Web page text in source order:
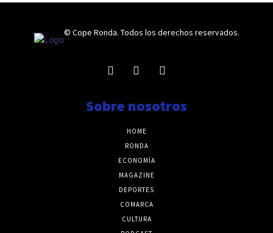
© Cope Ronda. Todos los derechos reservados.
Sobre nosotros
HOME
RONDA
ECONOMÍA
MAGAZINE
DEPORTES
COMARCA
CULTURA